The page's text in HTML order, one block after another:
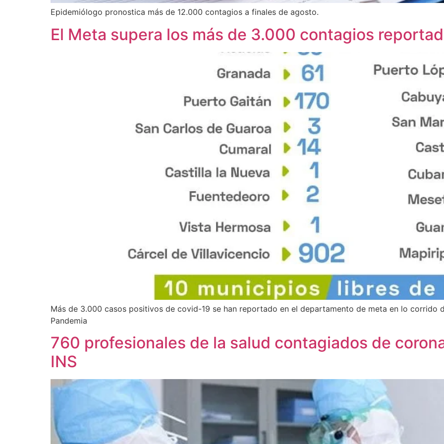
Epidemiólogo pronostica más de 12.000 contagios a finales de agosto.
El Meta supera los más de 3.000 contagios
Más de 3.000 casos positivos de covid-19 se han reportado en el departamento de meta en lo corrido
Pandemia
760 profesionales de la salud contagiados de
INS